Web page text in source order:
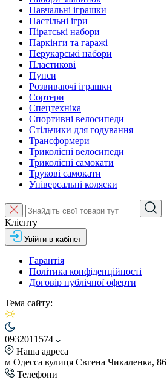
Навчальні іграшки
Настільні ігри
Піратські набори
Паркінги та гаражі
Перукарські набори
Пластикові
Пупси
Розвиваючі іграшки
Сортери
Спецтехніка
Спортивні велосипеди
Стільчики для годування
Трансформери
Триколісні велосипеди
Триколісні самокати
Трукові самокати
Універсальні коляски
Клієнту
Увійти в кабінет
Гарантія
Політика конфіденційності
Договір публічної оферти
Тема сайту:
0932011574
Наша адреса
м Одесса вулиця Євгена Чикаленка, 86
Телефони